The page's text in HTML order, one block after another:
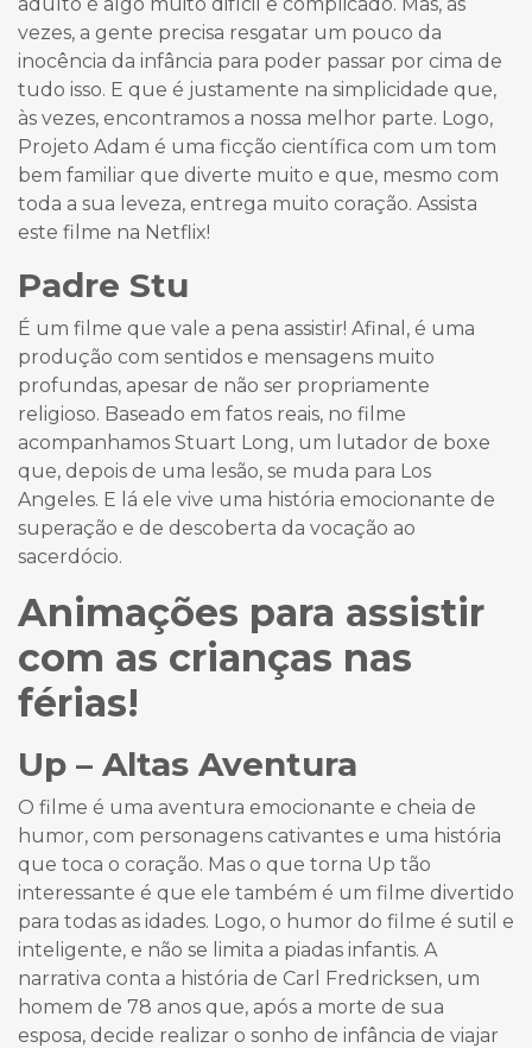
vezes, a gente precisa resgatar um pouco da
inocência da infância para poder passar por cima de
tudo isso. E que é justamente na simplicidade que,
às vezes, encontramos a nossa melhor parte. Logo,
Projeto Adam é uma ficção científica com um tom
bem familiar que diverte muito e que, mesmo com
toda a sua leveza, entrega muito coração. Assista
este filme na Netflix!
Padre Stu
É um filme que vale a pena assistir! Afinal, é uma
produção com sentidos e mensagens muito
profundas, apesar de não ser propriamente
religioso. Baseado em fatos reais, no filme
acompanhamos Stuart Long, um lutador de boxe
que, depois de uma lesão, se muda para Los
Angeles. E lá ele vive uma história emocionante de
superação e de descoberta da vocação ao
sacerdócio.
Animações para assistir
com as crianças nas
férias!
Up – Altas Aventura
O filme é uma aventura emocionante e cheia de
humor, com personagens cativantes e uma história
que toca o coração. Mas o que torna Up tão
interessante é que ele também é um filme divertido
para todas as idades. Logo, o humor do filme é sutil e
inteligente, e não se limita a piadas infantis. A
narrativa conta a história de Carl Fredricksen, um
homem de 78 anos que, após a morte de sua
esposa, decide realizar o sonho de infância de viajar